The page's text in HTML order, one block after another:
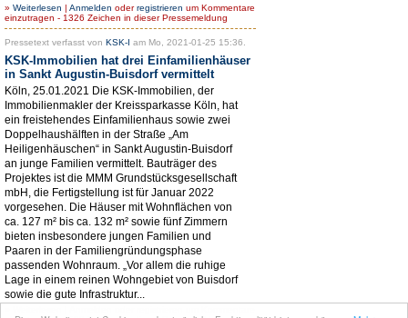
» Weiterlesen | Anmelden oderregistrieren um Kommentare
einzutragen - 1326 Zeichen in dieser Pressemeldung
Pressetext verfasst von KSK-I am Mo, 2021-01-25 15:36.
KSK-Immobilien hat drei Einfamilienhäuser
in Sankt Augustin-Buisdorf vermittelt
Köln, 25.01.2021 Die KSK-Immobilien, der
Immobilienmakler der Kreissparkasse Köln, hat
ein freistehendes Einfamilienhaus sowie zwei
Doppelhaushälften in der Straße „Am
Heiligenhäuschen“ in Sankt Augustin-Buisdorf
an junge Familien vermittelt. Bauträger des
Projektes ist die MMM Grundstücksgesellschaft
mbH, die Fertigstellung ist für Januar 2022
vorgesehen. Die Häuser mit Wohnflächen von
ca. 127 m² bis ca. 132 m² sowie fünf Zimmern
bieten insbesondere jungen Familien und
Paaren in der Familiengründungsphase
passenden Wohnraum. „Vor allem die ruhige
Lage in einem reinen Wohngebiet von Buisdorf
sowie die gute Infrastruktur...